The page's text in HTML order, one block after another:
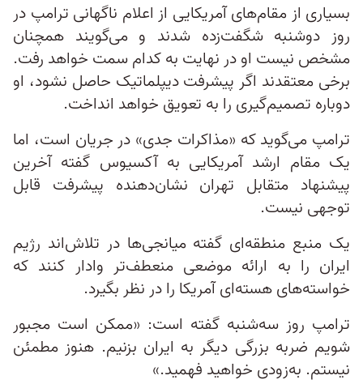
بسیاری از مقام‌های آمریکایی از اعلام ناگهانی ترامپ در
روز دوشنبه شگفت‌زده شدند و می‌گویند همچنان
مشخص نیست او در نهایت به کدام سمت خواهد رفت.
برخی معتقدند اگر پیشرفت دیپلماتیک حاصل نشود، او
دوباره تصمیم‌گیری را به تعویق خواهد انداخت.
ترامپ می‌گوید که «مذاکرات جدی» در جریان است، اما
یک مقام ارشد آمریکایی به آکسیوس گفته آخرین
پیشنهاد متقابل تهران نشان‌دهنده پیشرفت قابل
توجهی نیست.
یک منبع منطقه‌ای گفته میانجی‌ها در تلاش‌اند رژیم
ایران را به ارائه موضعی منعطف‌تر وادار کنند که
خواسته‌های هسته‌ای آمریکا را در نظر بگیرد.
ترامپ روز سه‌شنبه گفته است: «ممکن است مجبور
شویم ضربه بزرگی دیگر به ایران بزنیم. هنوز مطمئن
نیستم. به‌زودی خواهید فهمید.»